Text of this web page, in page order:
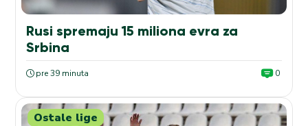
Rusi spremaju 15 miliona evra za
Srbina
pre 39 minuta 0
Ostale lige